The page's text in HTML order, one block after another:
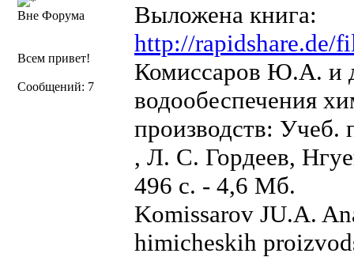
Вне Форума
Всем привет!
Сообщений: 7
Выложена книга:
http://rapidshare.de/
Комиссаров Ю.А. и
водообеспечения
производств:
, Л. С. Гордеев,
496 с. - 4,6 Мб.
Komissarov JU.A.
himicheskih